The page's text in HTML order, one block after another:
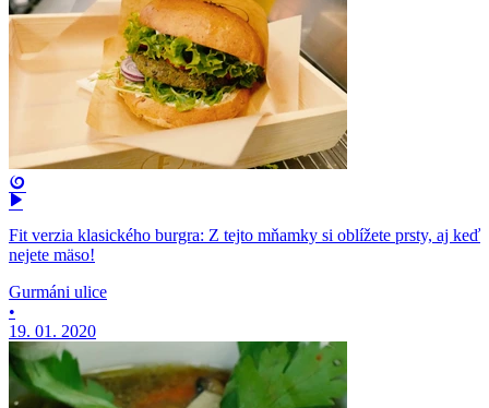
Fit verzia klasického burgra: Z tejto mňamky si oblížete prsty, aj keď
nejete mäso!
Gurmáni ulice
•
19. 01. 2020